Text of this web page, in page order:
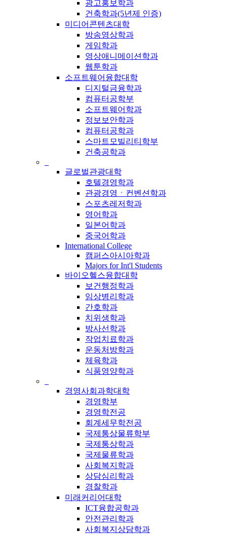
광고홍보학과
건축학과(5년제 인증)
미디어콘텐츠대학
방송영상학과
게임학과
영상애니메이션학과
웹툰학과
소프트웨어융합대학
디지털금융학과
컴퓨터공학부
소프트웨어학과
정보보안학과
컴퓨터공학과
스마트모빌리티학부
건축공학과
글로벌관광대학
호텔경영학과
관광경영ㆍ컨벤션학과
스포츠레저학과
영어학과
일본어학과
중국어학과
International College
캠퍼스아시아학과
Majors for Int'l Students
바이오헬스융합대학
보건행정학과
임상병리학과
간호학과
치위생학과
방사선학과
작업치료학과
운동처방학과
체육학과
식품영양학과
경영사회과학대학
경영학부
경영학전공
회계세무학전공
국제통상물류학부
국제통상학과
국제물류학과
사회복지학과
상담심리학과
경찰학과
미래커리어대학
ICT융합공학과
안전관리학과
사회복지상담학과